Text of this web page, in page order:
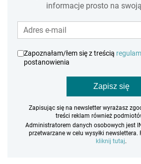
informacje prosto na
Zapoznałam/łem się z treścią
postanowienia
Zapisz się
Zapisując się na newsletter wyrażasz
treści reklam również
Administratorem danych osobowych jest
przetwarzane w celu wysyłki
kliknij tutaj.